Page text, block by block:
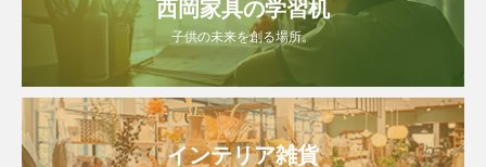
西岡家具の学習机
子供の未来を創る場所。
インテリア雑貨